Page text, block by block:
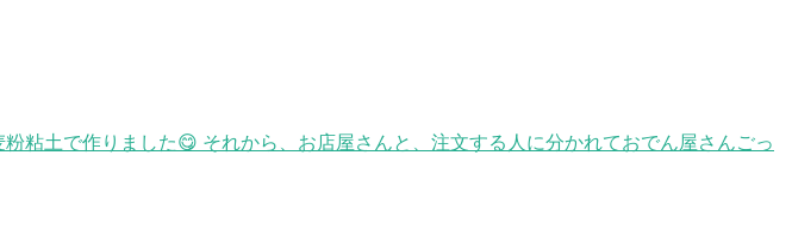
粘土で作りました😋 それから、お店屋さんと、注文する人に分かれておでん屋さんごっ